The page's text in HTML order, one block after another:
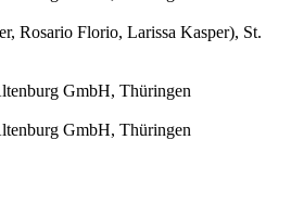
Rosario Florio, Larissa Kasper), St.
GmbH, Thüringen
GmbH, Thüringen